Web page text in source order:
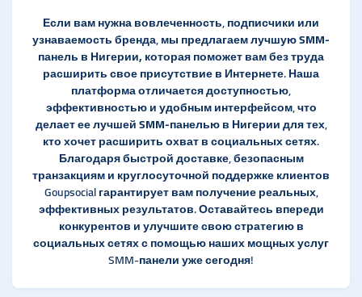
Если вам нужна вовлеченность, подписчики или
узнаваемость бренда, мы предлагаемлучшую SMM-
панель в Нигерии,которая поможет вам без труда
расширить свое присутствие в Интернете. Наша
платформа отличается доступностью,
эффективностью и удобным интерфейсом, что
делает еелучшей SMM-панелью в Нигериидля тех,
кто хочет расширить охват в социальных сетях.
Благодаря быстрой доставке, безопасным
транзакциям и круглосуточной поддержке клиентов
Goupsocial гарантирует вам получение реальных,
эффективных результатов. Оставайтесь впереди
конкурентов и улучшите свою стратегию в
социальных сетях с помощью наших мощных услуг
SMM-панели уже сегодня!